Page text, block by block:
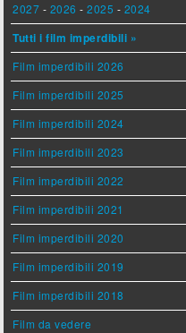
2027 - 2026 -2025 - 2024
Tutti i film imperdibili »
Film imperdibili 2026
Film imperdibili 2025
Film imperdibili 2024
Film imperdibili 2023
Film imperdibili 2022
Film imperdibili 2021
Film imperdibili 2020
Film imperdibili 2019
Film imperdibili 2018
Film da vedere